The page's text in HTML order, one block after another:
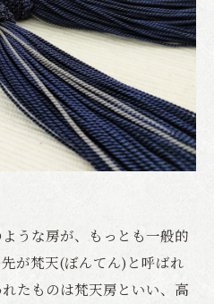
うな房が、もっとも一般的
が梵天(ぼんてん)と呼ばれ
たものは梵天房といい、高